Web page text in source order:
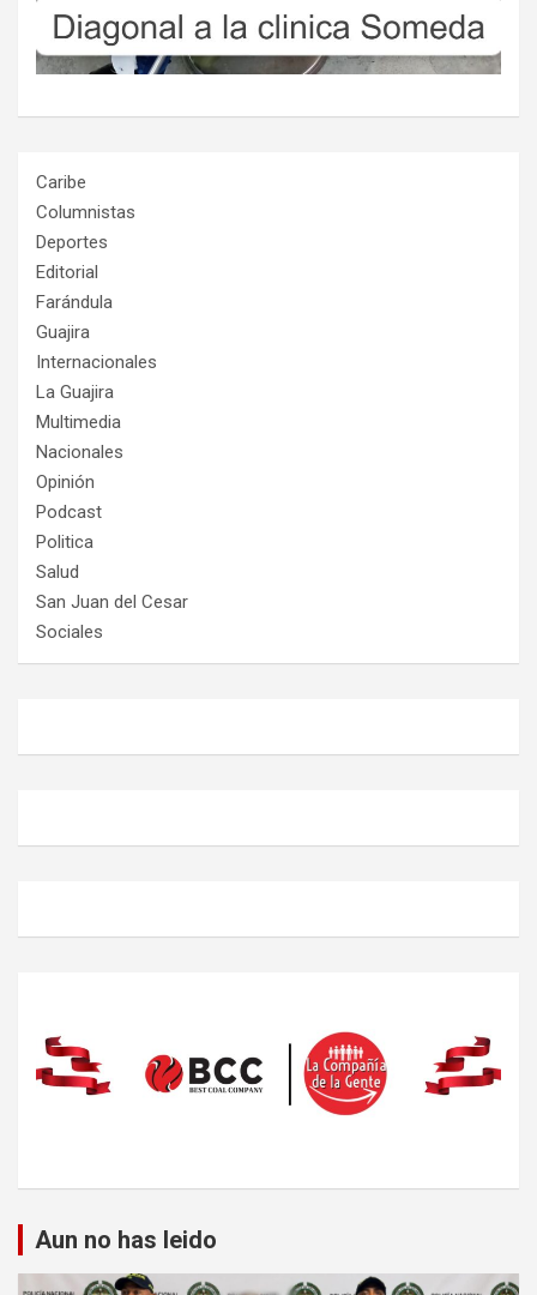
Caribe
Columnistas
Deportes
Editorial
Farándula
Guajira
Internacionales
La Guajira
Multimedia
Nacionales
Opinión
Podcast
Politica
Salud
San Juan del Cesar
Sociales
Aun no has leido